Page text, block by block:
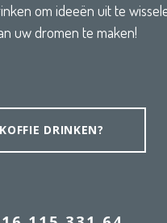
om ideeën uit te
uw dromen te maken!
KOFFIE DRINKEN?